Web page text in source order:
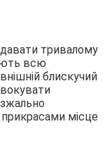
тривалому
всю
блискучий
місце